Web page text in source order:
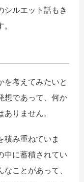
シルエット話もき
考えてみたいと
想であって、何か
りません。
み重ねていま
中に蓄積されてい
ことがあって、